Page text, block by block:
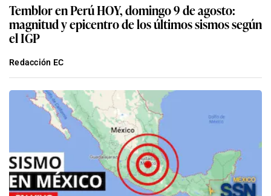
Temblor en Perú HOY, domingo 9 de agosto:
magnitud y epicentro de los últimos sismos según
el IGP
Redacción EC